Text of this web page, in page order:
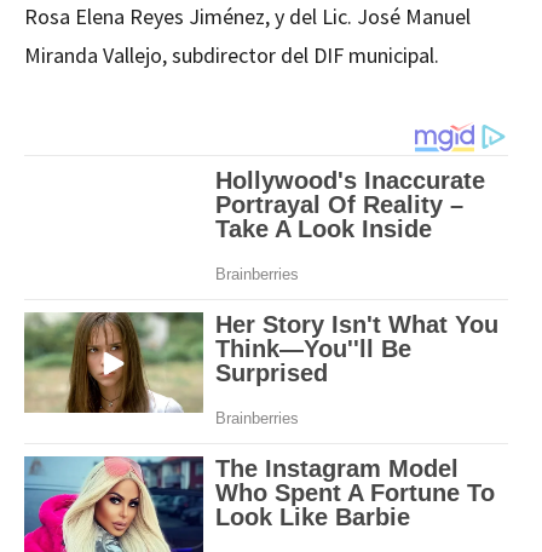
Rosa Elena Reyes Jiménez, y del Lic. José Manuel
Miranda Vallejo, subdirector del DIF municipal.